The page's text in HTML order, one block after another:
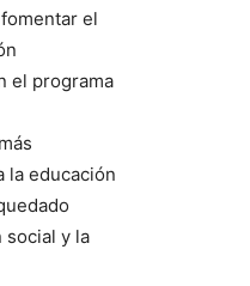
el
el programa
la educación
social y la